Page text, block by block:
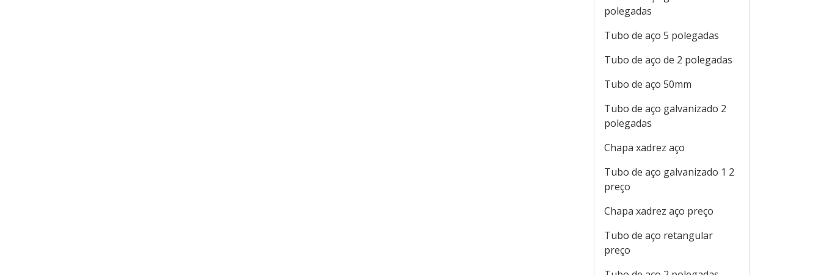
polegadas
Tubo de aço 5 polegadas
Tubo de aço de 2 polegadas
Tubo de aço 50mm
Tubo de aço galvanizado 2
polegadas
Chapa xadrez aço
Tubo de aço galvanizado 1 2
preço
Chapa xadrez aço preço
Tubo de aço retangular
preço